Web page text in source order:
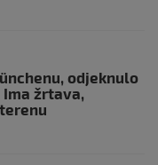
odjeknulo
žrtava,